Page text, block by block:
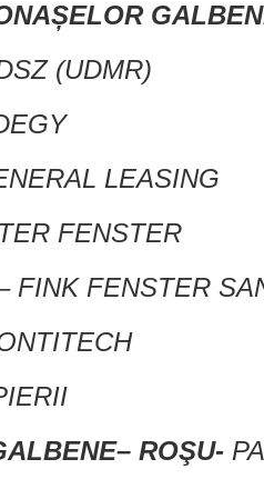
(UDMR)
LEASING
FENSTER
FINK FENSTER
– ROŞU-